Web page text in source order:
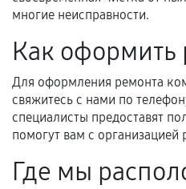
условия продления
Когда гарантия не
Нарушение правил
перегрев, коррозия.
многие неисправности.
Как оформить
Для оформления ремонта
свяжитесь с нами по
специалисты предоставят
помогут вам с организацией
Где мы